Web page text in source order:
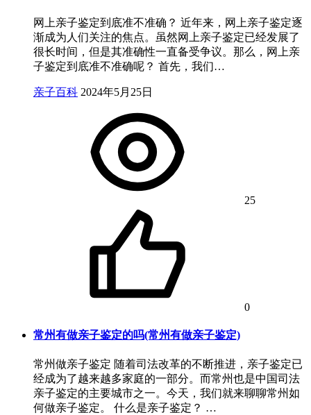
网上亲子鉴定到底准不准确？ 近年来，网上亲子鉴定逐
渐成为人们关注的焦点。虽然网上亲子鉴定已经发展了
很长时间，但是其准确性一直备受争议。那么，网上亲
子鉴定到底准不准确呢？ 首先，我们…
亲子百科 2024年5月25日
25
0
常州有做亲子鉴定的吗(常州有做亲子鉴定)
常州做亲子鉴定 随着司法改革的不断推进，亲子鉴定已
经成为了越来越多家庭的一部分。而常州也是中国司法
亲子鉴定的主要城市之一。今天，我们就来聊聊常州如
何做亲子鉴定。 什么是亲子鉴定？ …